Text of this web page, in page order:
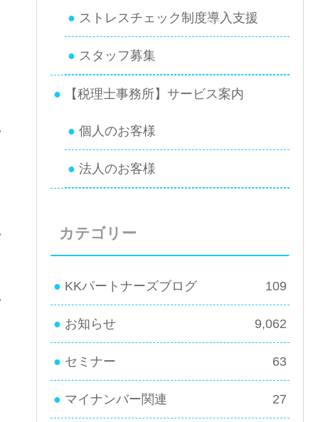
ストレスチェック制度導入支援
スタッフ募集
【税理士事務所】サービス案内
個人のお客様
法人のお客様
カテゴリー
KKパートナーズブログ 109
お知らせ 9,062
セミナー 63
マイナンバー関連 27